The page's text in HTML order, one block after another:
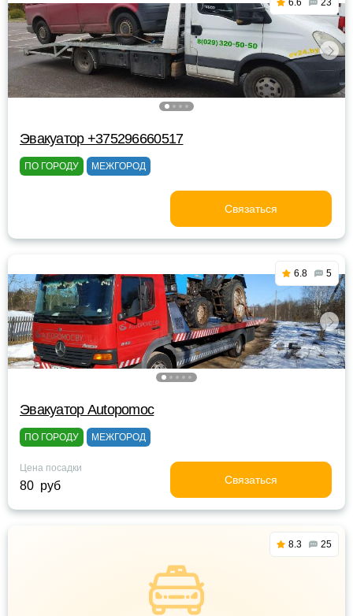
6.6 23
Эвакуатор +375296660517
ПО ГОРОДУ МЕЖГОРОД
Связаться
6.8 5
Эвакуатор Autopomoc
ПО ГОРОДУ МЕЖГОРОД
Цена посадки
80 руб Связаться
8.3 25